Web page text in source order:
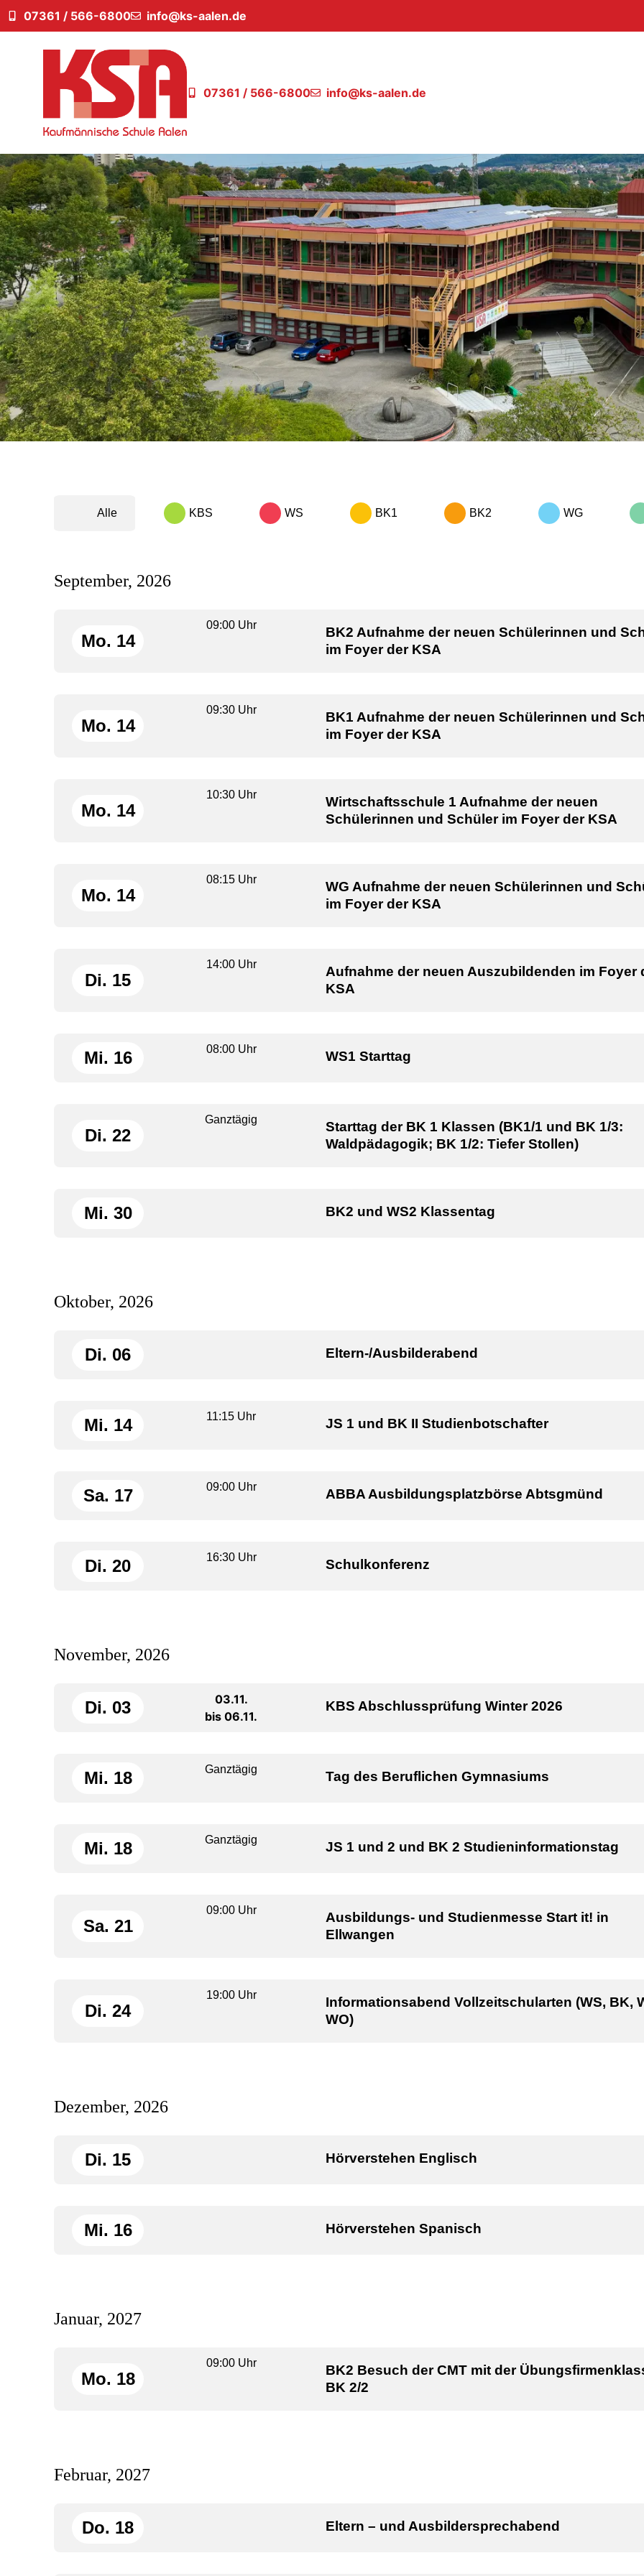
07361 / 566-6800 info@ks-aalen.de
07361 / 566-6800 info@ks-aalen.de
Alle KBS WS BK1 BK2 WG
September, 2026
Mo. 14
09:00 Uhr
BK2 Aufnahme der neuen Schülerinnen und
im Foyer der KSA
Mo. 14
09:30 Uhr
BK1 Aufnahme der neuen Schülerinnen und
im Foyer der KSA
Mo. 14
10:30 Uhr
Wirtschaftsschule 1 Aufnahme der neuen
Schülerinnen und Schüler im Foyer der KSA
Mo. 14
08:15 Uhr
WG Aufnahme der neuen Schülerinnen und
im Foyer der KSA
Di. 15
14:00 Uhr
Aufnahme der neuen Auszubildenden im Foyer
KSA
Mi. 16 08:00 Uhr WS1 Starttag
Di. 22
Ganztägig
Starttag der BK 1 Klassen (BK1/1 und BK 1/3:
Waldpädagogik; BK 1/2: Tiefer Stollen)
Mi. 30 BK2 und WS2 Klassentag
Oktober, 2026
Di. 06 Eltern-/Ausbilderabend
Mi. 14 11:15 Uhr JS 1 und BK II Studienbotschafter
Sa. 17 09:00 Uhr ABBA Ausbildungsplatzbörse Abtsgmünd
Di. 20 16:30 Uhr Schulkonferenz
November, 2026
Di. 03
03.11.
bis 06.11.
KBS Abschlussprüfung Winter 2026
Mi. 18 Ganztägig Tag des Beruflichen Gymnasiums
Mi. 18 Ganztägig JS 1 und 2 und BK 2 Studieninformationstag
Sa. 21
09:00 Uhr
Ausbildungs- und Studienmesse Start it! in
Ellwangen
Di. 24
19:00 Uhr
Informationsabend Vollzeitschularten (WS, BK,
WO)
Dezember, 2026
Di. 15 Hörverstehen Englisch
Mi. 16 Hörverstehen Spanisch
Januar, 2027
Mo. 18
09:00 Uhr
BK2 Besuch der CMT mit der
BK 2/2
Februar, 2027
Do. 18 Eltern – und Ausbildersprechabend